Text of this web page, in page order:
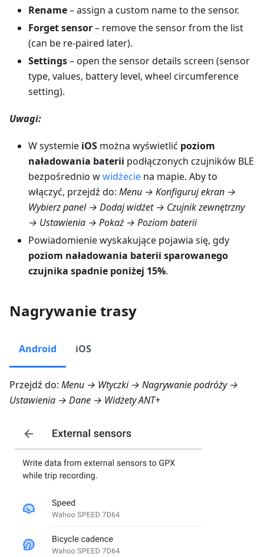
Rename– assign a custom name to the sensor.
Forget sensor– remove the sensor from the list
(can be re-paired later).
Settings– open the sensor details screen (sensor
type, values, battery level, wheel circumference
setting).
Uwagi:
W systemie iOS można wyświetlić poziom
naładowania baterii podłączonych czujników BLE
bezpośrednio wwidżecie na mapie. Aby to
włączyć, przejdź do: Menu → Konfiguruj ekran →
Wybierz panel → Dodaj widżet → Czujnik zewnętrzny
→ Ustawienia → Pokaż → Poziom baterii
Powiadomienie wyskakujące pojawia się, gdy
poziom naładowania baterii sparowanego
czujnika spadnie poniżej 15%.
Nagrywanie trasy
Android iOS
Przejdź do: Menu → Wtyczki → Nagrywanie podróży →
Ustawienia → Dane → Widżety ANT+